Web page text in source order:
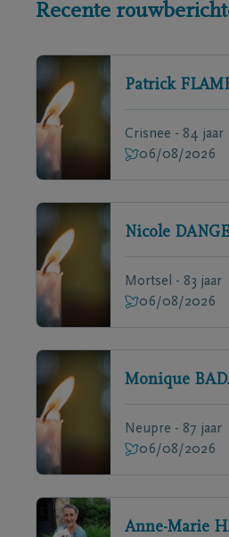
Recente
Patrick
Crisnee - 84 jaar
06/08/2026
Nicole
Mortsel - 83 jaar
06/08/2026
Monique
Neupre - 87 jaar
06/08/2026
Anne-Marie